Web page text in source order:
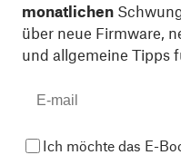
monatlichen
über neue Firmware,
und allgemeine Tipps
Ich möchte das E-